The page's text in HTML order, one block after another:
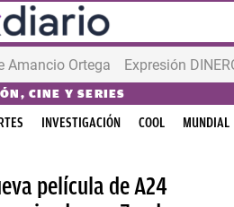
Amancio Ortega Expresión
CINE Y SERIES
INVESTIGACIÓN COOL MUNDIAL
película de A24